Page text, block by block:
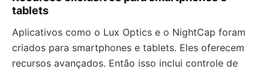
tablets
Aplicativos como o Lux Optics e o NightCap foram
criados para smartphones e tablets. Eles oferecem
recursos avançados. Então isso inclui controle de